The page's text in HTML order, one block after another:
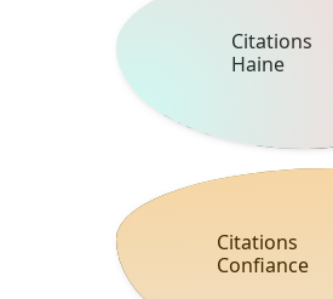
Citations
Haine
Citations
Confiance